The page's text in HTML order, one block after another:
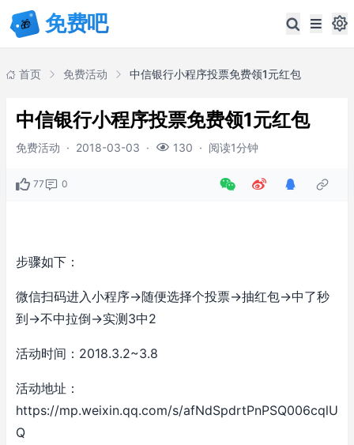
首页 免费活动 中信银行小程序投票免费领1元红包
中信银行小程序投票免费领1元红包
免费活动 · 2018-03-03 · 130 · 阅读1分钟
77 0
步骤如下：
微信扫码进入小程序->随便选择个投票->抽红包->中了秒
到->不中拉倒->实测3中2
活动时间：2018.3.2~3.8
活动地址：
https://mp.weixin.qq.com/s/afNdSpdrtPnPSQ006cqlU
Q